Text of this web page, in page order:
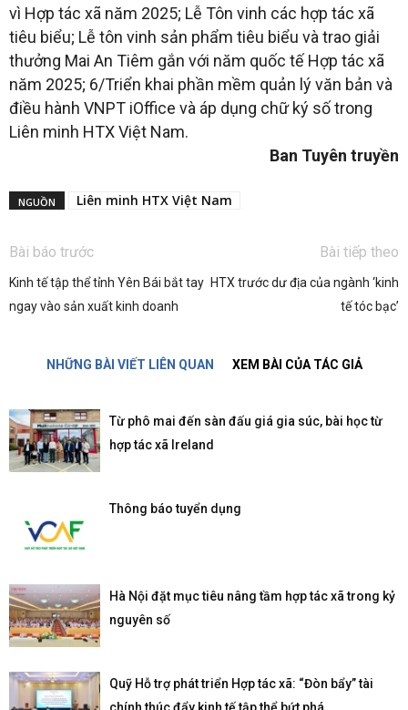
vì Hợp tác xã năm 2025; Lễ Tôn vinh các hợp tác xã
tiêu biểu; Lễ tôn vinh sản phẩm tiêu biểu và trao giải
thưởng Mai An Tiêm gắn với năm quốc tế Hợp tác xã
năm 2025; 6/Triển khai phần mềm quản lý văn bản và
điều hành VNPT iOffice và áp dụng chữ ký số trong
Liên minh HTX Việt Nam.
Ban Tuyên truyền
NGUỒN Liên minh HTX Việt Nam
Bài báo trước
Kinh tế tập thể tỉnh Yên Bái bắt tay
ngay vào sản xuất kinh doanh
Bài tiếp theo
HTX trước dư địa của ngành ‘kinh
tế tóc bạc’
NHỮNG BÀI VIẾT LIÊN QUAN XEM BÀI CỦA TÁC GIẢ
Từ phô mai đến sàn đấu giá gia súc, bài học từ
hợp tác xã Ireland
Thông báo tuyển dụng
Hà Nội đặt mục tiêu nâng tầm hợp tác xã trong kỷ
nguyên số
Quỹ Hỗ trợ phát triển Hợp tác xã: “Đòn bẩy” tài